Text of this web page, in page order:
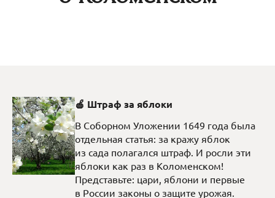
🍎 Штраф за яблоки
В Соборном Уложении 1649 года была
отдельная статья: за кражу яблок
из сада полагался штраф. И росли эти
яблоки как раз в Коломенском!
Представьте: цари, яблони и первые
в России законы о защите урожая.